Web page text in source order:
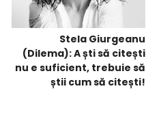
Stela Giurgeanu
(Dilema): A ști să citești
nu e suficient, trebuie să
știi cum să citești!